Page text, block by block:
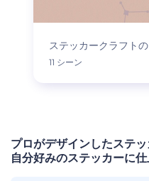
ステッカークラフト
11 シーン
プロがデザインしたステ
自分好みのステッカーに